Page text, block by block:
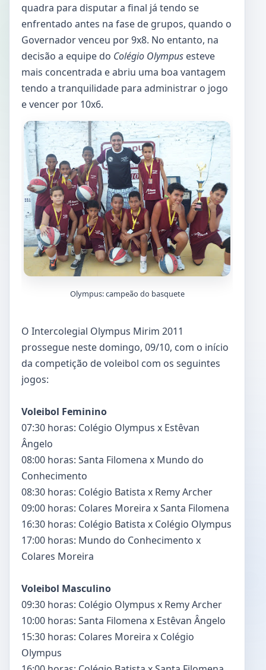
quadra para disputar a final já tendo se
enfrentado antes na fase de grupos, quando o
Governador venceu por 9x8. No entanto, na
decisão a equipe do Colégio Olympus esteve
mais concentrada e abriu uma boa vantagem
tendo a tranquilidade para administrar o jogo
e vencer por 10x6.
Olympus: campeão do basquete
O Intercolegial Olympus Mirim 2011
prossegue neste domingo, 09/10, com o início
da competição de voleibol com os seguintes
jogos:
Voleibol Feminino
07:30 horas: Colégio Olympus x Estêvan
Ângelo
08:00 horas: Santa Filomena x Mundo do
Conhecimento
08:30 horas: Colégio Batista x Remy Archer
09:00 horas: Colares Moreira x Santa Filomena
16:30 horas: Colégio Batista x Colégio Olympus
17:00 horas: Mundo do Conhecimento x
Colares Moreira
Voleibol Masculino
09:30 horas: Colégio Olympus x Remy Archer
10:00 horas: Santa Filomena x Estêvan Ângelo
15:30 horas: Colares Moreira x Colégio
Olympus